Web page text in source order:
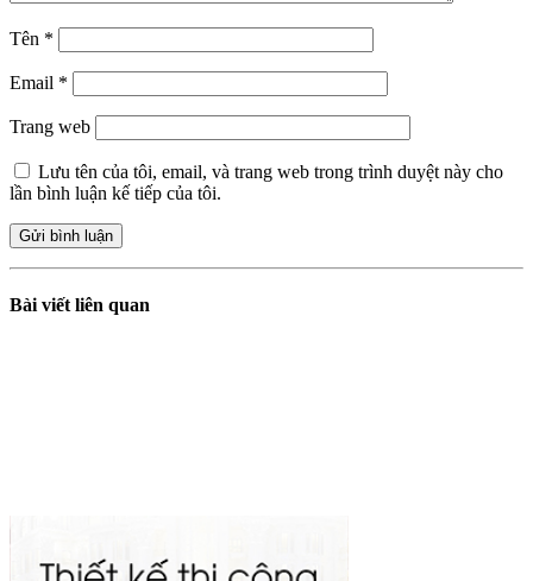
Tên *
Email *
Trang web
Lưu tên của tôi, email, và trang web trong trình duyệt này cho
lần bình luận kế tiếp của tôi.
Bài viết liên quan